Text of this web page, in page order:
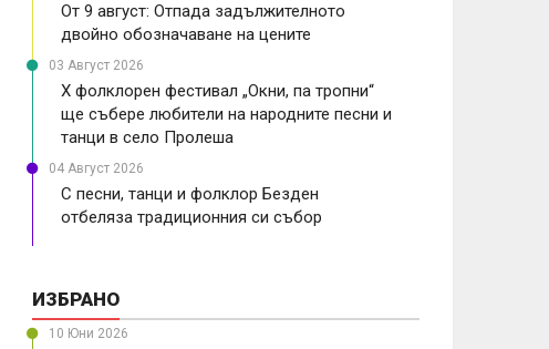
От 9 август: Отпада задължителното
двойно обозначаване на цените
03 Август 2026
X фолклорен фестивал „Окни, па тропни“
ще събере любители на народните песни и
танци в село Пролеша
04 Август 2026
С песни, танци и фолклор Безден
отбеляза традиционния си събор
ИЗБРАНО
10 Юни 2026